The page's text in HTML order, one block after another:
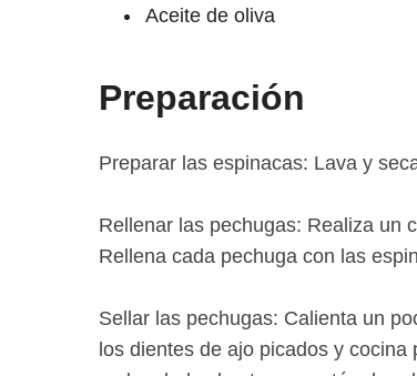
Aceite de oliva
Preparación
Preparar las espinacas: Lava y
Rellenar las pechugas: Realiza un
Rellena cada pechuga con las
Sellar las pechugas: Calienta un
los dientes de ajo picados y